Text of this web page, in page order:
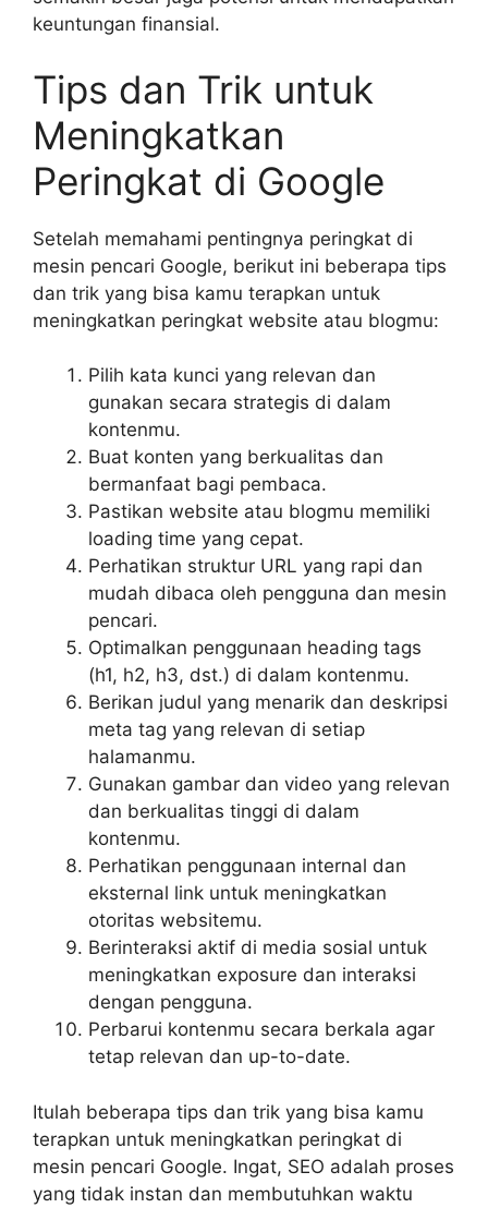
keuntungan finansial.
Tips dan Trik untuk
Meningkatkan
Peringkat di Google
Setelah memahami pentingnya peringkat di
mesin pencari Google, berikut ini beberapa tips
dan trik yang bisa kamu terapkan untuk
meningkatkan peringkat website atau blogmu:
Pilih kata kunci yang relevan dan
gunakan secara strategis di dalam
kontenmu.
Buat konten yang berkualitas dan
bermanfaat bagi pembaca.
Pastikan website atau blogmu memiliki
loading time yang cepat.
Perhatikan struktur URL yang rapi dan
mudah dibaca oleh pengguna dan mesin
pencari.
Optimalkan penggunaan heading tags
(h1, h2, h3, dst.) di dalam kontenmu.
Berikan judul yang menarik dan deskripsi
meta tag yang relevan di setiap
halamanmu.
Gunakan gambar dan video yang relevan
dan berkualitas tinggi di dalam
kontenmu.
Perhatikan penggunaan internal dan
eksternal link untuk meningkatkan
otoritas websitemu.
Berinteraksi aktif di media sosial untuk
meningkatkan exposure dan interaksi
dengan pengguna.
Perbarui kontenmu secara berkala agar
tetap relevan dan up-to-date.
Itulah beberapa tips dan trik yang bisa kamu
terapkan untuk meningkatkan peringkat di
mesin pencari Google. Ingat, SEO adalah proses
yang tidak instan dan membutuhkan waktu